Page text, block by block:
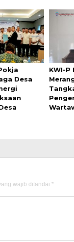
Desa
KWI-P
wajib ditandai *